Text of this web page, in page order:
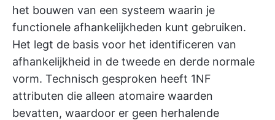
het bouwen van een systeem waarin je
functionele afhankelijkheden kunt gebruiken.
Het legt de basis voor het identificeren van
afhankelijkheid in de tweede en derde normale
vorm. Technisch gesproken heeft 1NF
attributen die alleen atomaire waarden
bevatten, waardoor er geen herhalende